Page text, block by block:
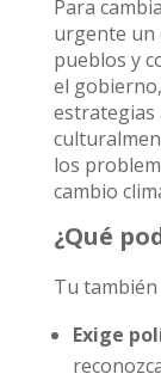
Para
urgente un
pueblos y
el
estrategias
los
cambio
¿Qué
Tu
Exige